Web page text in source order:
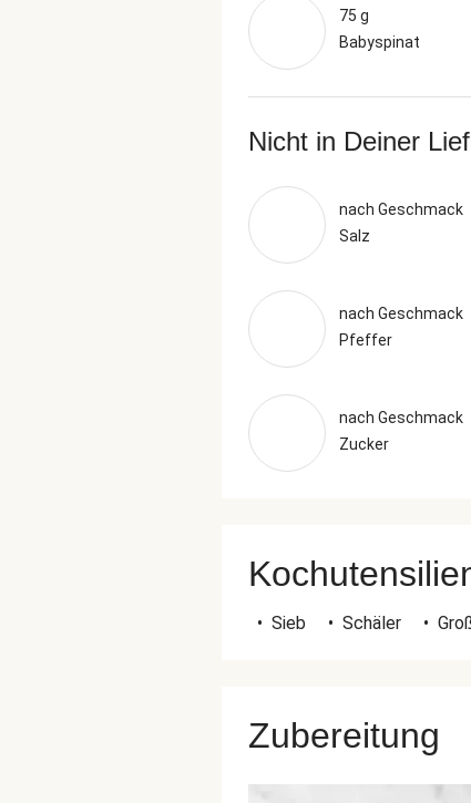
75 g
Babyspinat
Nicht in Deiner
nach Geschmack
Salz
nach Geschmack
Pfeffer
nach Geschmack
Zucker
• Sieb • Schäler •
Zubereitung